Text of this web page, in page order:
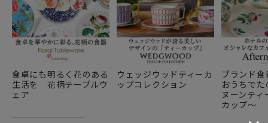
食卓にも明るく花のある
生活を 花柄テーブルウ
ェア
ウェッジウッドティーカ
ップコレクション
ブランド
おうちで
ヌーンテ
カップ～